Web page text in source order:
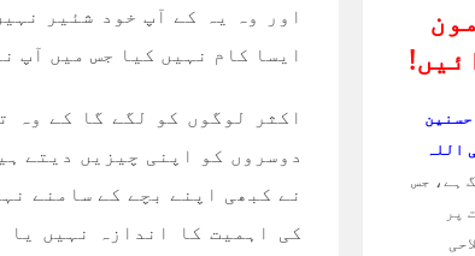
اور وہ یہ کے آپ خود شئیر
ایسا کام نہیں کیا جس میں آپ
اکثر لوگوں کو لگے گا کے وہ
دوسروں کو اپنی چیزیں دیتے
نے کبھی اپنے بچے کے سامنے
کی اہمیت کا اندازہ نہیں
حسنین
اللہ
ہے، جس
پر